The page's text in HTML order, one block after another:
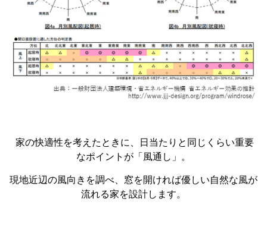
家の快適性を考えたときに、日当たりと同じくらい重要
なポイントが「風通し」。
現地近辺の風向きを調べ、窓を開ければ優しい自然な風が
流れる家を設計します。